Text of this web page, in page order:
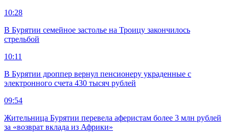
10:28
В Бурятии семейное застолье на Троицу закончилось
стрельбой
10:11
В Бурятии дроппер вернул пенсионеру украденные с
электронного счета 430 тысяч рублей
09:54
Жительница Бурятии перевела аферистам более 3 млн рублей
за «возврат вклада из Африки»